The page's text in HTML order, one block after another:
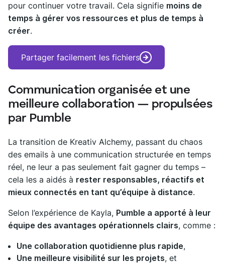
pour continuer votre travail. Cela signifie moins de
temps à gérer vos ressources et plus de temps à
créer.
Partager facilement les fichiers
Communication organisée et une
meilleure collaboration — propulsées
par Pumble
La transition de Kreativ Alchemy, passant du chaos
des emails à une communication structurée en temps
réel, ne leur a pas seulement fait gagner du temps –
cela les a aidés à rester responsables, réactifs et
mieux connectés en tant qu’équipe à distance.
Selon l’expérience de Kayla, Pumble a apporté à leur
équipe des avantages opérationnels clairs, comme :
Une collaboration quotidienne plus rapide,
Une meilleure visibilité sur les projets, et